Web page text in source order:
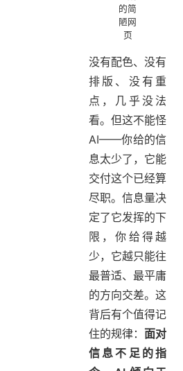
的简
陋网
页
没有配色、没有
排版、没有重
点，几乎没法
看。但这不能怪
AI——你给的信
息太少了，它能
交付这个已经算
尽职。信息量决
定了它发挥的下
限，你给得越
少，它越只能往
最普适、最平庸
的方向交差。这
背后有个值得记
住的规律： 面对
信息不足的指